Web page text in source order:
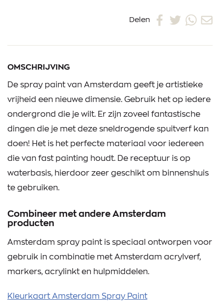
Delen
OMSCHRIJVING
De spray paint van Amsterdam geeft je artistieke
vrijheid een nieuwe dimensie. Gebruik het op iedere
ondergrond die je wilt. Er zijn zoveel fantastische
dingen die je met deze sneldrogende spuitverf kan
doen! Het is het perfecte materiaal voor iedereen
die van fast painting houdt. De receptuur is op
waterbasis, hierdoor zeer geschikt om binnenshuis
te gebruiken.
Combineer met andere Amsterdam
producten
Amsterdam spray paint is speciaal ontworpen voor
gebruik in combinatie met Amsterdam acrylverf,
markers, acrylinkt en hulpmiddelen.
Kleurkaart Amsterdam Spray Paint